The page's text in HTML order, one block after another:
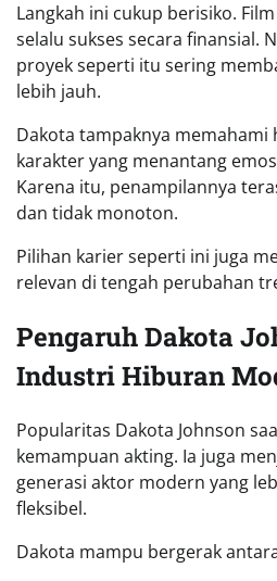
Langkah ini cukup berisiko.
selalu sukses secara finansial.
proyek seperti itu sering
lebih jauh.
Dakota tampaknya
karakter yang menantang
Karena itu, penampilannya
dan tidak monoton.
Pilihan karier seperti ini juga
relevan di tengah perubahan
Pengaruh Dakota
Industri Hiburan
Popularitas Dakota Johnson
kemampuan akting. Ia juga
generasi aktor modern yang
fleksibel.
Dakota mampu bergerak